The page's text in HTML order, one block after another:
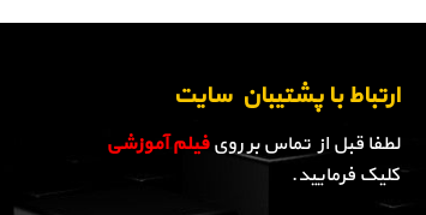
ارتباط با پشتیبان سایت
لطفا قبل از تماس بر رویفیلم آموزشی
کلیک فرمایید.